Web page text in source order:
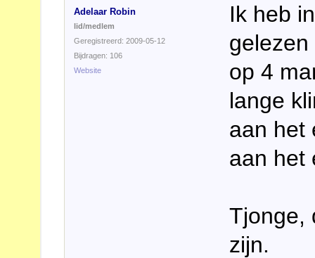
Adelaar Robin
lid/medlem
Geregistreerd: 2009-05-12
Bijdragen: 106
Website
Ik heb
op 4
lange
aan het
aan het
Tjonge,
zijn.